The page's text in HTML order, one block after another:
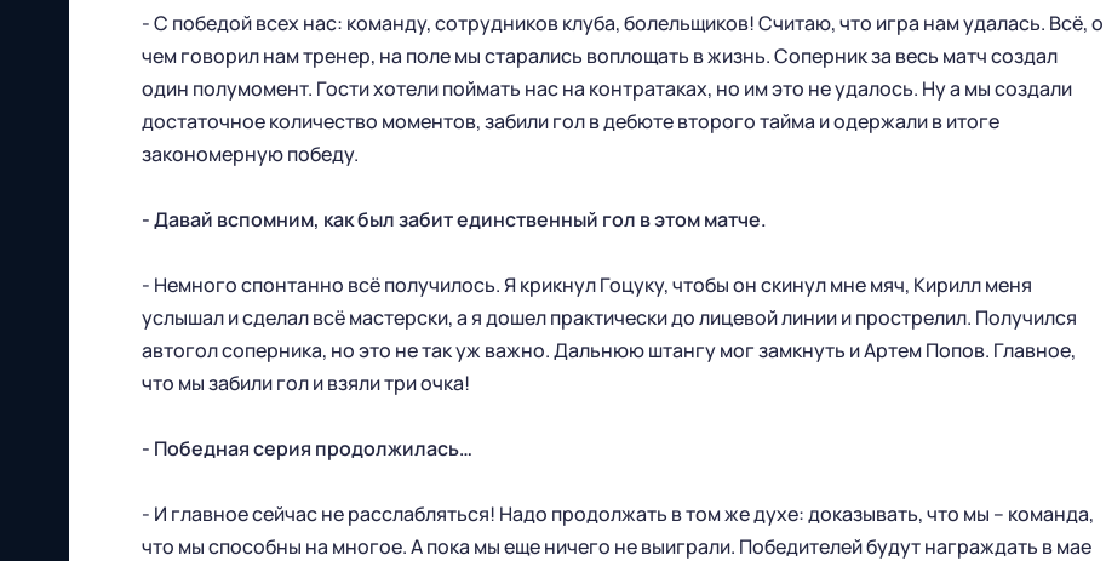
- С победой всех нас: команду, сотрудников клуба, болельщиков! Считаю, что игра нам удалась. Всё, о
чем говорил нам тренер, на поле мы старались воплощать в жизнь. Соперник за весь матч создал
один полумомент. Гости хотели поймать нас на контратаках, но им это не удалось. Ну а мы создали
достаточное количество моментов, забили гол в дебюте второго тайма и одержали в итоге
закономерную победу.
- Давай вспомним, как был забит единственный гол в этом матче.
- Немного спонтанно всё получилось. Я крикнул Гоцуку, чтобы он скинул мне мяч, Кирилл меня
услышал и сделал всё мастерски, а я дошел практически до лицевой линии и прострелил. Получился
автогол соперника, но это не так уж важно. Дальнюю штангу мог замкнуть и Артем Попов. Главное,
что мы забили гол и взяли три очка!
- Победная серия продолжилась…
- И главное сейчас не расслабляться! Надо продолжать в том же духе: доказывать, что мы – команда,
что мы способны на многое. А пока мы еще ничего не выиграли. Победителей будут награждать в мае
"Нижний Новгород" 2026
МАГАЗИН
ТАБЛИЦА